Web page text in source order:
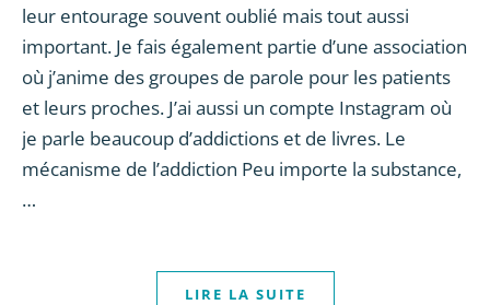
leur entourage souvent oublié mais tout aussi
important. Je fais également partie d’une association
où j’anime des groupes de parole pour les patients
et leurs proches. J’ai aussi un compte Instagram où
je parle beaucoup d’addictions et de livres. Le
mécanisme de l’addiction Peu importe la substance,
…
LIRE LA SUITE